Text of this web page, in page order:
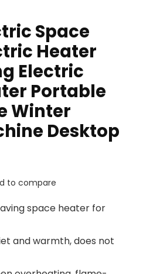
Space
Heater
Electric
Portable
Winter
Desktop
to compare
space heater for
and warmth, does not